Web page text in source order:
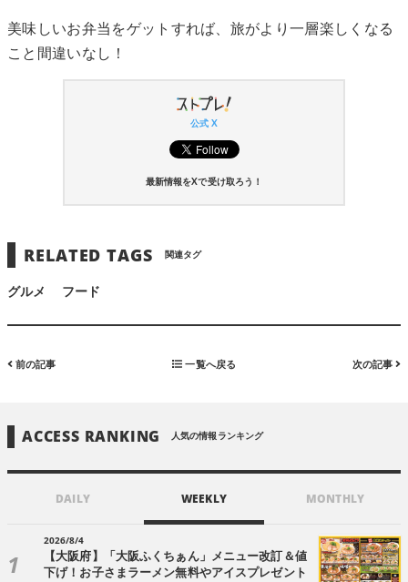
美味しいお弁当をゲットすれば、旅がより一層楽しくなる
こと間違いなし！
公式 X
最新情報をXで受け取ろう！
RELATED TAGS 関連タグ
グルメ フード
前の記事 一覧へ戻る 次の記事
ACCESS RANKING 人気の情報ランキング
DAILY WEEKLY MONTHLY
2026/8/4
【大阪府】「大阪ふくちぁん」メニュー改訂＆値
下げ！お子さまラーメン無料やアイスプレゼント